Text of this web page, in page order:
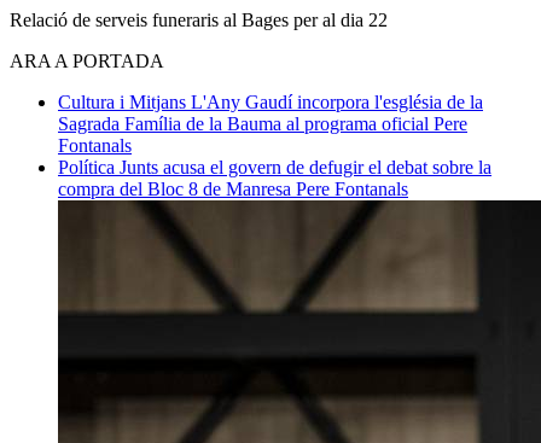
Relació de serveis funeraris al Bages per al dia 22
ARA A PORTADA
Cultura i Mitjans L'Any Gaudí incorpora l'església de la
Sagrada Família de la Bauma al programa oficial Pere
Fontanals
Política Junts acusa el govern de defugir el debat sobre la
compra del Bloc 8 de Manresa Pere Fontanals